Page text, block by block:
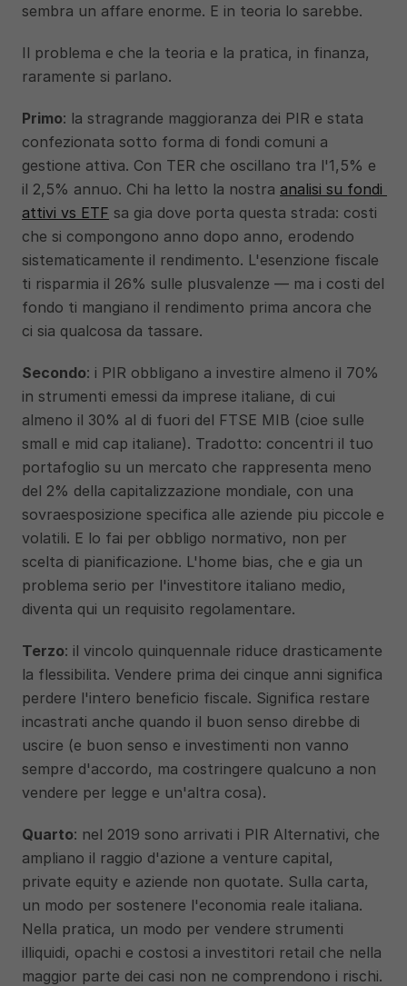
sembra un affare enorme. E in teoria lo sarebbe.
Il problema e che la teoria e la pratica, in finanza,
raramente si parlano.
Primo: la stragrande maggioranza dei PIR e stata
confezionata sotto forma di fondi comuni a
gestione attiva. Con TER che oscillano tra l'1,5% e
il 2,5% annuo. Chi ha letto la nostra analisi su fondi
attivi vs ETF sa gia dove porta questa strada: costi
che si compongono anno dopo anno, erodendo
sistematicamente il rendimento. L'esenzione fiscale
ti risparmia il 26% sulle plusvalenze — ma i costi del
fondo ti mangiano il rendimento prima ancora che
ci sia qualcosa da tassare.
Secondo: i PIR obbligano a investire almeno il 70%
in strumenti emessi da imprese italiane, di cui
almeno il 30% al di fuori del FTSE MIB (cioe sulle
small e mid cap italiane). Tradotto: concentri il tuo
portafoglio su un mercato che rappresenta meno
del 2% della capitalizzazione mondiale, con una
sovraesposizione specifica alle aziende piu piccole e
volatili. E lo fai per obbligo normativo, non per
scelta di pianificazione. L'home bias, che e gia un
problema serio per l'investitore italiano medio,
diventa qui un requisito regolamentare.
Terzo: il vincolo quinquennale riduce drasticamente
la flessibilita. Vendere prima dei cinque anni significa
perdere l'intero beneficio fiscale. Significa restare
incastrati anche quando il buon senso direbbe di
uscire (e buon senso e investimenti non vanno
sempre d'accordo, ma costringere qualcuno a non
vendere per legge e un'altra cosa).
Quarto: nel 2019 sono arrivati i PIR Alternativi, che
ampliano il raggio d'azione a venture capital,
private equity e aziende non quotate. Sulla carta,
un modo per sostenere l'economia reale italiana.
Nella pratica, un modo per vendere strumenti
illiquidi, opachi e costosi a investitori retail che nella
maggior parte dei casi non ne comprendono i rischi.